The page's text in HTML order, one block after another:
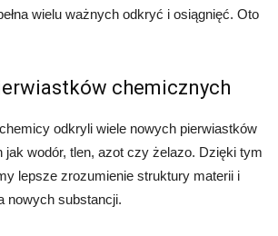
wielu ważnych odkryć i osiągnięć. Oto
chemicznych
odkryli wiele nowych pierwiastków
wodór, tlen, azot czy żelazo. Dzięki tym
lepsze zrozumienie struktury materii i
nowych substancji.